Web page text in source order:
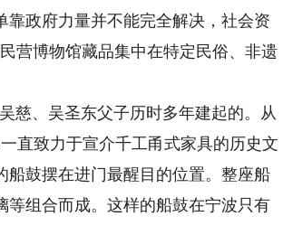
政府力量并不能完全解决，社会资
营博物馆藏品集中在特定民俗、非遗
、吴圣东父子历时多年建起的。从
直致力于宣介千工甬式家具的历史文
鼓摆在进门最醒目的位置。整座船
组合而成。这样的船鼓在宁波只有